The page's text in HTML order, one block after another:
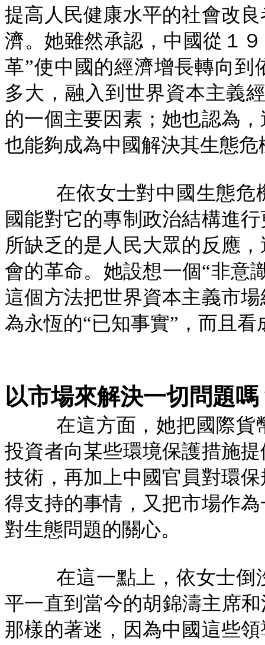
提高人民健康水平的社會改
濟。她雖然承認，中國從１
革”使中國的經濟增長轉向
多大，融入到世界資本主義
的一個主要因素；她也認為
也能夠成為中國解決其生態危
在依女士對中國生態危
國能對它的專制政治結構進
所缺乏的是人民大眾的反應
會的革命。她設想一個“非意
這個方法把世界資本主義市
為永恆的“已知事實”，而且
以市場來解決一切問題嗎
在這方面，她把國際貨
投資者向某些環境保護措施
技術，再加上中國官員對環
得支持的事情，又把市場作
對生態問題的關心。
在這一點上，依女士倒
平一直到當今的胡錦濤主席
那樣的著迷，因為中國這些